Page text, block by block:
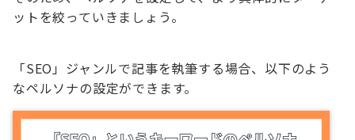
ットを絞っていきましょう。
「SEO」ジャンルで記事を執筆する場合、以下のよう
なペルソナの設定ができます。